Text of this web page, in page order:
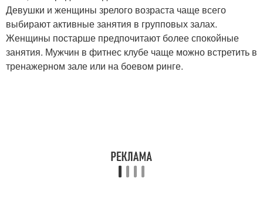
Девушки и женщины зрелого возраста чаще всего
выбирают активные занятия в групповых залах.
Женщины постарше предпочитают более спокойные
занятия. Мужчин в фитнес клубе чаще можно встретить в
тренажерном зале или на боевом ринге.